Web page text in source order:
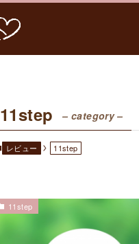
11step – category –
レビュー 11step
11step